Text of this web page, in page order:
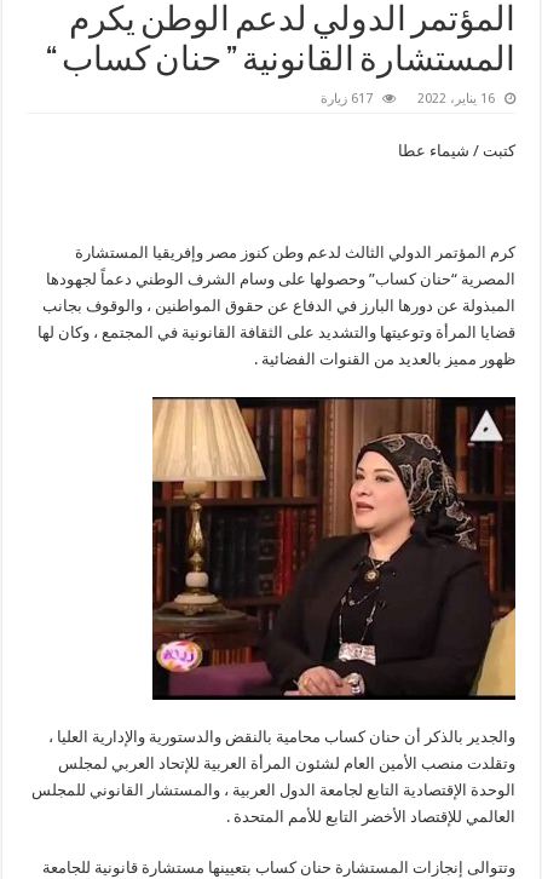
المؤتمر الدولي لدعم الوطن يكرم
المستشارة القانونية ” حنان كساب “
16 يناير، 2022 617 زيارة
كتبت / شيماء عطا
كرم المؤتمر الدولي الثالث لدعم وطن كنوز مصر وإفريقيا المستشارة
المصرية “حنان كساب” وحصولها على وسام الشرف الوطني دعماً لجهودها
المبذولة عن دورها البارز في الدفاع عن حقوق المواطنين ، والوقوف بجانب
قضايا المرأة وتوعيتها والتشديد على الثقافة القانونية في المجتمع ، وكان لها
ظهور مميز بالعديد من القنوات الفضائية .
والجدير بالذكر أن حنان كساب محامية بالنقض والدستورية والإدارية العليا ،
وتقلدت منصب الأمين العام لشئون المرأة العربية للإتحاد العربي لمجلس
الوحدة الإقتصادية التابع لجامعة الدول العربية ، والمستشار القانوني للمجلس
العالمي للإقتصاد الأخضر التابع للأمم المتحدة .
وتتوالى إنجازات المستشارة حنان كساب بتعيينها مستشارة قانونية للجامعة